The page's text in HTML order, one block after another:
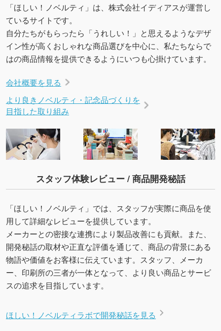
「ほしい！ノベルティ」は、株式会社イディアスが運営し
ているサイトです。
自分たちがもらったら「うれしい！」と思えるようなデザ
イン性が高くおしゃれな商品選びを中心に、私たちならで
はの商品情報を提供できるようにいつも心掛けています。
会社概要を見る
より良きノベルティ・記念品づくりを
目指した取り組み
スタッフ体験レビュー / 商品開発秘話
「ほしい！ノベルティ」では、スタッフが実際に商品を使
用して詳細なレビューを提供しています。
メーカーとの密接な連携により製品改善にも貢献。また、
開発秘話の取材や正直な評価を通じて、商品の背景にある
物語や価値をお客様に伝えています。スタッフ、メーカ
ー、印刷所の三者が一体となって、より良い商品とサービ
スの追求を目指しています。
ほしい！ノベルティラボで開発秘話を見る